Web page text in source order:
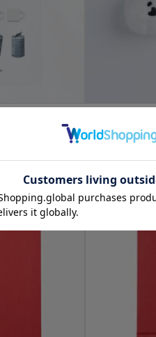
3,300円(税込)
MAMBO マグ
再入荷